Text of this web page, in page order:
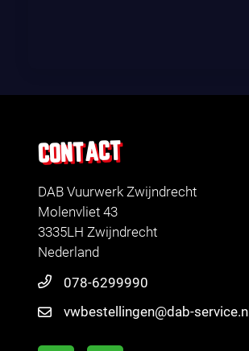
CONTACT
DAB Vuurwerk Zwijndrecht
Molenvliet 43
3335LH Zwijndrecht
Nederland
078-6299990
vwbestellingen@dab-service.nl